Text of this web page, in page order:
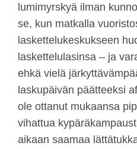
lumimyrskyä ilman
se, kun matkalla
laskettelukeskukseen
laskettelulasinsa – ja
ehkä vielä
laskupäivän päätteeksi
ole ottanut mukaansa
vihattua
aikaan saamaa